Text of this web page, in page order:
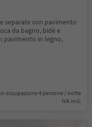
separate con pavimento
da bagno, bidè e
pavimento in legno,
occupazione 4 persone / notte
IVA incl.